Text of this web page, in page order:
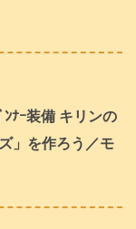
ﾝﾅｰ装備 キリンの
」を作ろう／モ